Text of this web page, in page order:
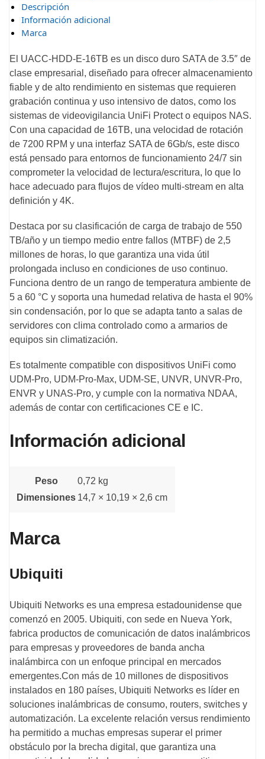
Descripción
Información adicional
Marca
El UACC-HDD-E-16TB es un disco duro SATA de 3.5″ de
clase empresarial, diseñado para ofrecer almacenamiento
fiable y de alto rendimiento en sistemas que requieren
grabación continua y uso intensivo de datos, como los
sistemas de videovigilancia UniFi Protect o equipos NAS.
Con una capacidad de 16TB, una velocidad de rotación
de 7200 RPM y una interfaz SATA de 6Gb/s, este disco
está pensado para entornos de funcionamiento 24/7 sin
comprometer la velocidad de lectura/escritura, lo que lo
hace adecuado para flujos de vídeo multi-stream en alta
definición y 4K.
Destaca por su clasificación de carga de trabajo de 550
TB/año y un tiempo medio entre fallos (MTBF) de 2,5
millones de horas, lo que garantiza una vida útil
prolongada incluso en condiciones de uso continuo.
Funciona dentro de un rango de temperatura ambiente de
5 a 60 °C y soporta una humedad relativa de hasta el 90%
sin condensación, por lo que se adapta tanto a salas de
servidores con clima controlado como a armarios de
equipos sin climatización.
Es totalmente compatible con dispositivos UniFi como
UDM-Pro, UDM-Pro-Max, UDM-SE, UNVR, UNVR-Pro,
ENVR y UNAS-Pro, y cumple con la normativa NDAA,
además de contar con certificaciones CE e IC.
Información adicional
Peso
0,72 kg
Dimensiones 14,7 × 10,19 × 2,6 cm
Marca
Ubiquiti
Ubiquiti Networks es una empresa estadounidense que
comenzó en 2005. Ubiquiti, con sede en Nueva York,
fabrica productos de comunicación de datos inalámbricos
para empresas y proveedores de banda ancha
inalámbirca con un enfoque principal en mercados
emergentes.Con más de 10 millones de dispositivos
instalados en 180 países, Ubiquiti Networks es líder en
soluciones inalámbricas de consumo, routers, switches y
automatización. La excelente relación versus rendimiento
ha permitido a muchas empresas superar el primer
obstáculo por la brecha digital, que garantiza una